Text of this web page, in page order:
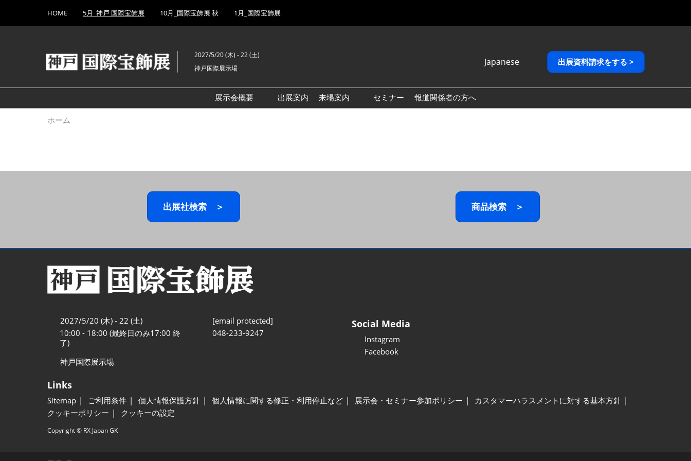
キ
し
て
to
HOME 5月_神戸 国際宝飾展 10月_国際宝飾展 秋 1月_国際宝飾展
2027/5/20 (木) - 22 (土)
神戸国際展示場
Japanese
English
繁體中文
出展資料請求をする >
展示会概要
出展案内
来場案内
セミナー 報道関係者の方へ
ホーム
出展社検索 ＞ 商品検索 ＞
2027/5/20 (木) - 22 (土)
10:00 - 18:00 (最終日のみ17:00 終
了)
神戸国際展示場
[email protected]
048-233-9247
Social Media
Instagram
Facebook
Links
Sitemap ご利用条件 個人情報保護方針 個人情報に関する修正・利用停止など 展示会・セミナー参加ポリシー
カスタマーハラスメントに対する基本方針
クッキーポリシー
クッキーの設定
Copyright © RX Japan GK